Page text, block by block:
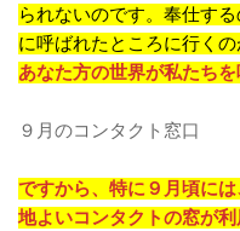
られないのです。奉仕す
に呼ばれたところに行くの
あなた方の世界が私たちを
９月のコンタクト窓口
ですから、特に９月頃に
地よいコンタクトの窓が